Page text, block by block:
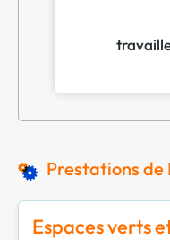
Prestations de
Espaces verts